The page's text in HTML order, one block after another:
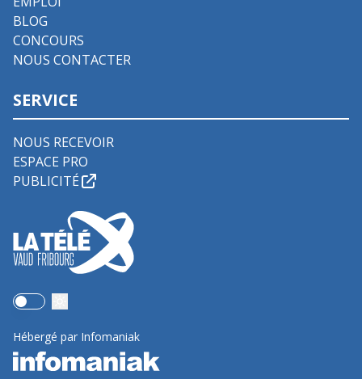
BLOG
CONCOURS
NOUS CONTACTER
SERVICE
NOUS RECEVOIR
ESPACE PRO
PUBLICITÉ
Use setting
Hébergé par Infomaniak